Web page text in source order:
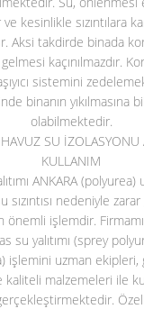
kesinlikle sızıntılara
Aksi takdirde binada
kaçınılmazdır.
sistemini
binanın yıkılmasına
olabilmektedir.
SU İZOLASYONU
KULLANIM
ANKARA (polyurea)
sızıntısı nedeniyle
önemli işlemdir.
su yalıtımı (sprey
işlemini uzman ekipleri,
kaliteli malzemeleri ile